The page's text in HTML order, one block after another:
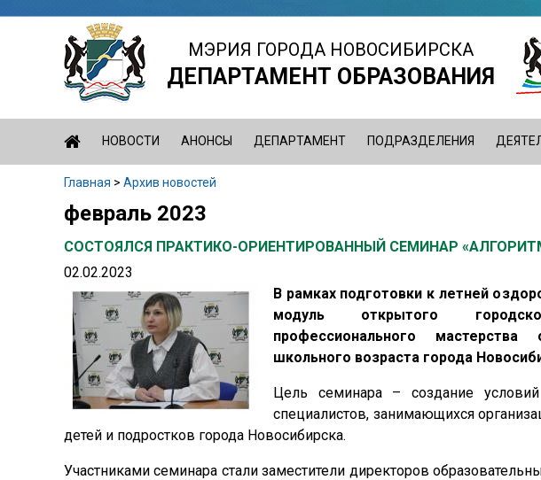
Jump
МЭРИЯ ГОРОДА НОВОСИБИРСКА
ДЕПАРТАМЕНТ ОБРАЗОВАНИЯ
НОВОСТИ АНОНСЫ ДЕПАРТАМЕНТ ПОДРАЗДЕЛЕНИЯ
Вы
Главная > Архив новостей
Back
top
февраль 2023
СОСТОЯЛСЯ ПРАКТИКО-ОРИЕНТИРОВАННЫЙ СЕМИНАР
02.02.2023
В рамках подготовки к летней
модуль открытого
профессионального
школьного возраста города
Цель семинара – создание условий
специалистов, занимающихся
детей и подростков города Новосибирска.
Участниками семинара стали заместители директоров